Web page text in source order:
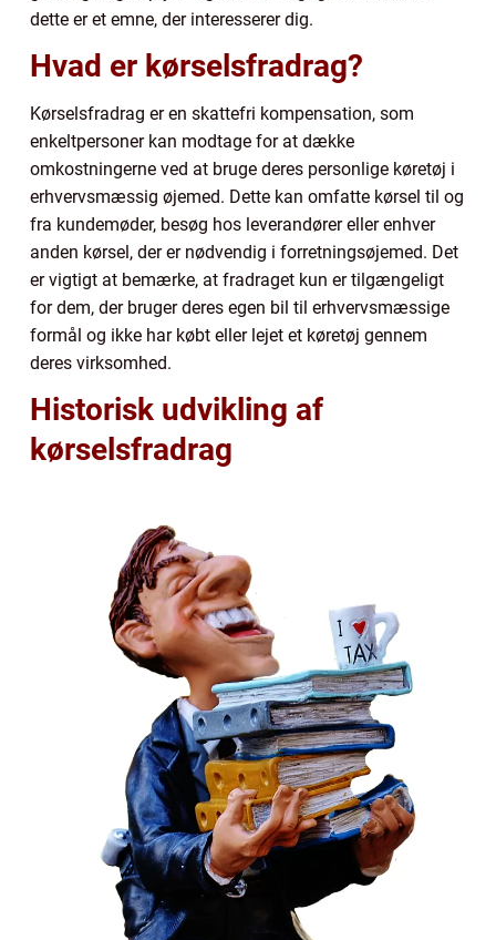
dette er et emne, der interesserer dig.
Hvad er kørselsfradrag?
Kørselsfradrag er en skattefri kompensation, som
enkeltpersoner kan modtage for at dække
omkostningerne ved at bruge deres personlige køretøj i
erhvervsmæssig øjemed. Dette kan omfatte kørsel til og
fra kundemøder, besøg hos leverandører eller enhver
anden kørsel, der er nødvendig i forretningsøjemed. Det
er vigtigt at bemærke, at fradraget kun er tilgængeligt
for dem, der bruger deres egen bil til erhvervsmæssige
formål og ikke har købt eller lejet et køretøj gennem
deres virksomhed.
Historisk udvikling af
kørselsfradrag